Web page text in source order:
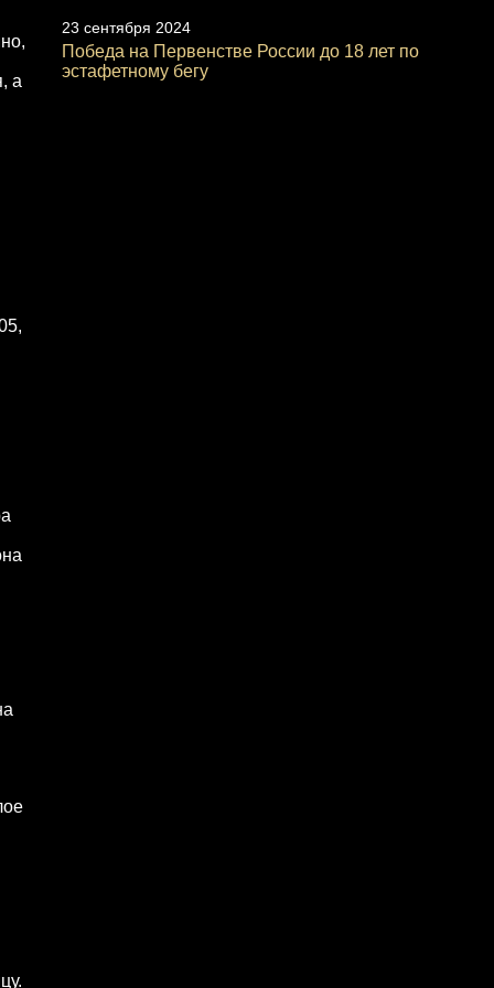
а
23 сентября 2024
Победа на Первенстве России до 18 лет по
эстафетному бегу